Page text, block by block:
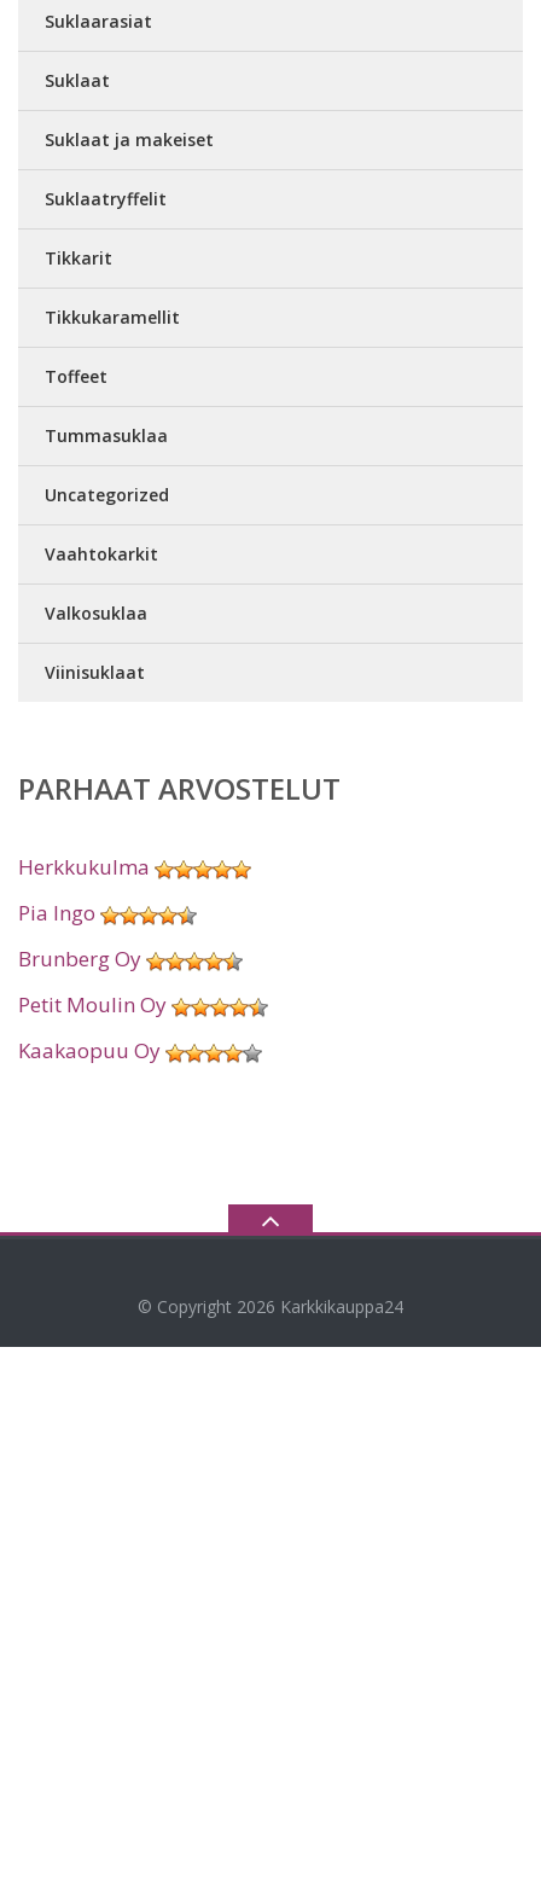
Suklaarasiat
Suklaat
Suklaat ja makeiset
Suklaatryffelit
Tikkarit
Tikkukaramellit
Toffeet
Tummasuklaa
Uncategorized
Vaahtokarkit
Valkosuklaa
Viinisuklaat
PARHAAT ARVOSTELUT
Herkkukulma
Pia Ingo
Brunberg Oy
Petit Moulin Oy
Kaakaopuu Oy
© Copyright 2026 Karkkikauppa24